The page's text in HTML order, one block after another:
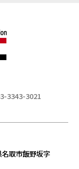
3343-3021
取市飯野坂字